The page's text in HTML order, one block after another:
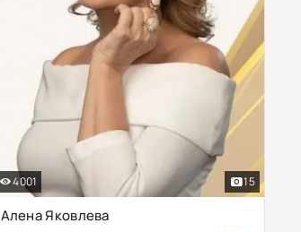
Алена Яковлева
4001 15